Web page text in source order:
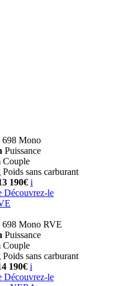
698 Mono
Puissance
Couple
Poids sans carburant
190€ i
Découvrez-le
698 Mono RVE
Puissance
Couple
Poids sans carburant
190€ i
Découvrez-le